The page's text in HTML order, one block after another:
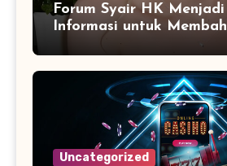
Forum Syair HK Menjadi
Informasi untuk
Secara Terarah
Uncategorized